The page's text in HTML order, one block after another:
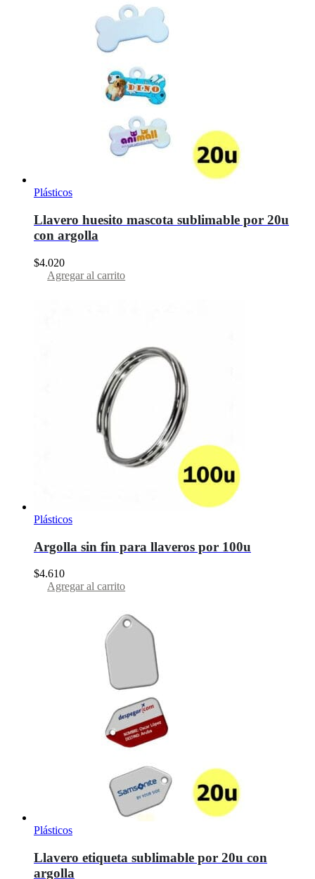
Plásticos
Llavero huesito mascota sublimable por 20u
con argolla
$4.020
Agregar al carrito
Plásticos
Argolla sin fin para llaveros por 100u
$4.610
Agregar al carrito
Plásticos
Llavero etiqueta sublimable por 20u con
argolla